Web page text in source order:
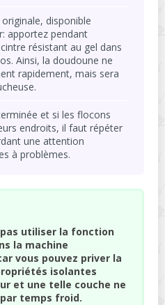
disponible
apportez pendant
résistant au gel dans
Ainsi, la doudoune ne
rapidement, mais sera
et si les flocons
endroits, il faut répéter
une attention
à problèmes.
utiliser la fonction
la machine
vous pouvez priver la
isolantes
et une telle couche ne
temps froid.